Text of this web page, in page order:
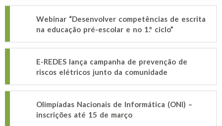
Webinar “Desenvolver competências de escrita
na educação pré-escolar e no 1.º ciclo”
E-REDES lança campanha de prevenção de
riscos elétricos junto da comunidade
Olimpíadas Nacionais de Informática (ONI) –
inscrições até 15 de março